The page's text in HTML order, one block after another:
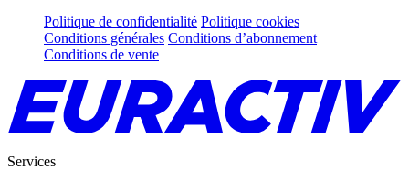
Politique de confidentialité Politique cookies
Conditions générales Conditions d’abonnement
Conditions de vente
Services